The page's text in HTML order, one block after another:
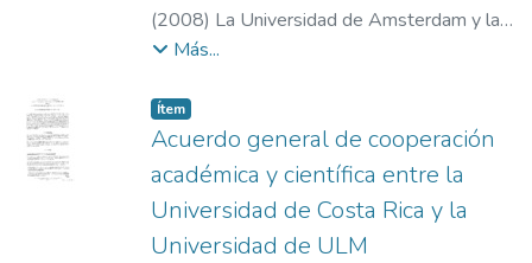
(2008) La Universidad de Amsterdam y la
Universidad de Costa Rica
Más...
Item type:
Ítem,
Acuerdo general de cooperación
académica y científica entre la
Universidad de Costa Rica y la
Universidad de ULM